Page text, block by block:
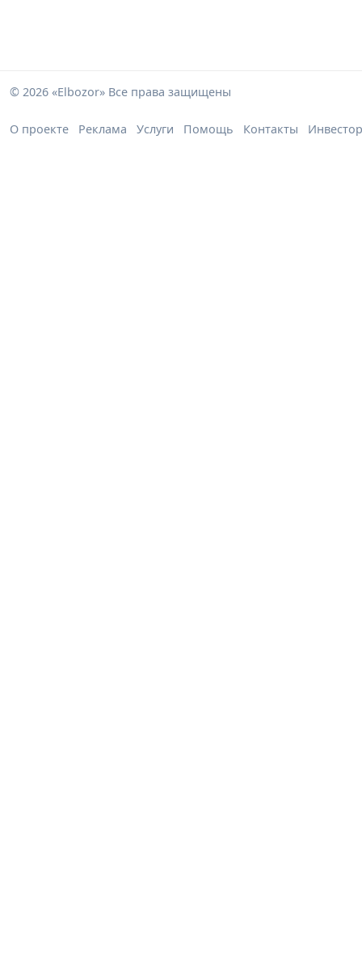
© 2026 «Elbozor» Все права защищены
О проекте Реклама Услуги Помощь Контакты